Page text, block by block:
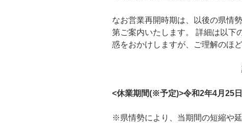
なお営業再開時期は、以後の県情
第ご案内いたします。 詳細は以下
惑をおかけしますが、ご理解のほ
<休業期間(※予定)>令和2年4月25
※県情勢により、当期間の短縮や